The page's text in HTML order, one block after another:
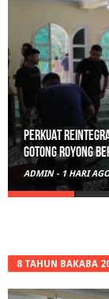
Polisi Sita 82
ADMIN - 2 HARI AGO
8 TAHUN BAKABA